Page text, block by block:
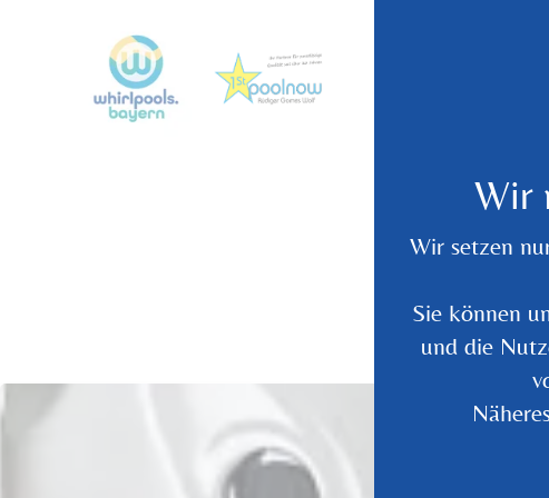
Wir
Wir setzen
Sie können
und die